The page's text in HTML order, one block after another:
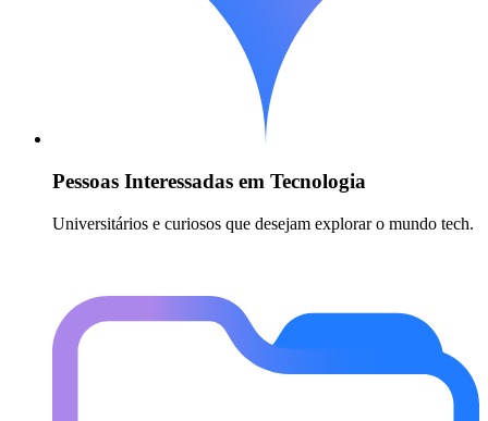
Pessoas Interessadas em Tecnologia
Universitários e curiosos que desejam explorar o mundo tech.